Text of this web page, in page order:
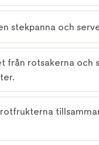
stekpanna och
från rotsakerna och